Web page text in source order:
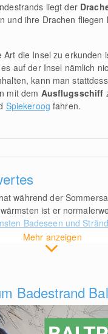
liegt der
und ihre Drachen
Art die Insel zu erkunden
auf der Insel nämlich
kann man
mit dem Ausflugsschiff
Spiekeroog fahren.
Mehr anzeigen
während der
ist er
Badeseen und
Badestrand